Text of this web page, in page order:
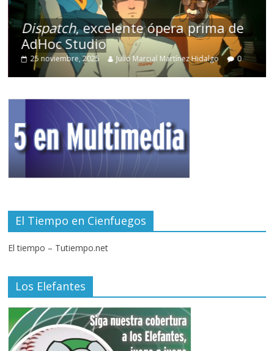
Dispatch, excelente ópera prima de
AdHoc Studio
25 noviembre, 2025 Julio Marcial Martínez Hidalgo 0
El Tiempo en Cienfuegos
El tiempo – Tutiempo.net
Los Elefantes